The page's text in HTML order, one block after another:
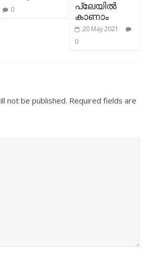
0
പ്ലേയിൽ
കാണാം
20 May 2021
0
not be published. Required fields are